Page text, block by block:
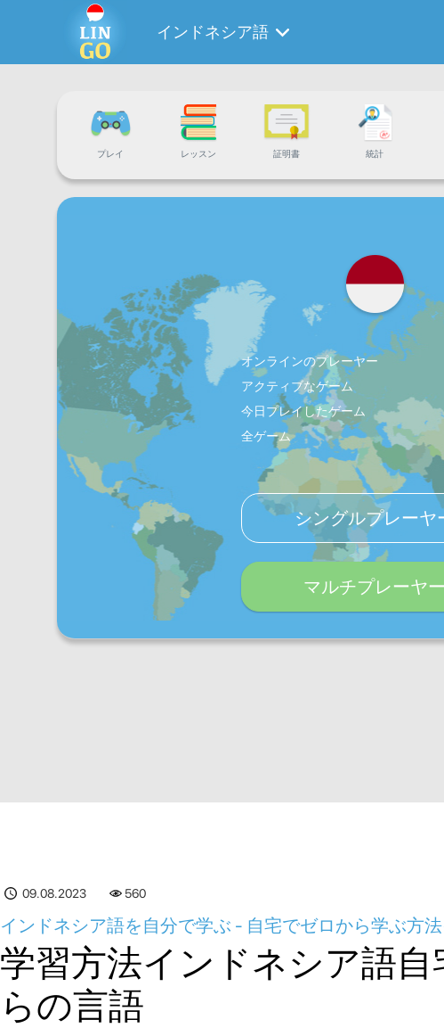
インドネシア語
プレイ レッスン 証明書 統計
オンラインのプレーヤー
アクティブなゲーム
今日プレイしたゲーム
全ゲーム
シングルプレーヤ
マルチプレーヤー
09.08.2023 560
インドネシア語を自分で学ぶ - 自宅でゼロから学ぶ方
学習方法インドネシア語
らの言語